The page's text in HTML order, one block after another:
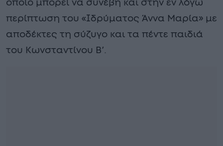
οποίο μπορεί να συνέβη και στην εν λόγω
περίπτωση του «Ιδρύματος Άννα Μαρία» με
αποδέκτες τη σύζυγο και τα πέντε παιδιά
του Κωνσταντίνου Β’.